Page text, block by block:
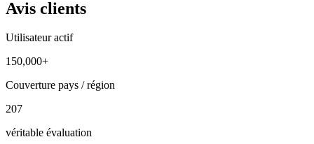
Avis clients
Utilisateur actif
150,000+
Couverture pays / région
207
véritable évaluation